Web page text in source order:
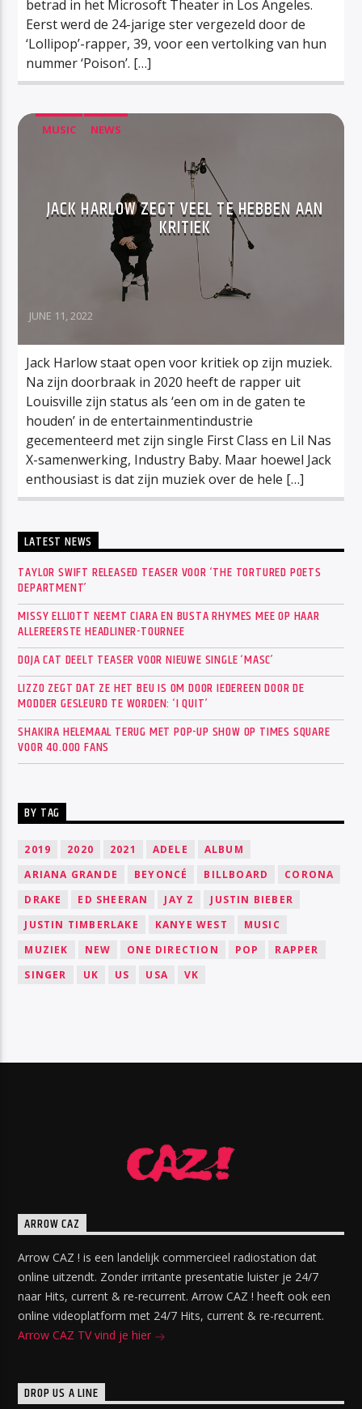
betrad in het Microsoft Theater in Los Angeles.
Eerst werd de 24-jarige ster vergezeld door de
‘Lollipop’-rapper, 39, voor een vertolking van hun
nummer ‘Poison’. […]
MUSIC NEWS
JACK HARLOW ZEGT VEEL TE HEBBEN AAN
KRITIEK
JUNE 11, 2022
Jack Harlow staat open voor kritiek op zijn muziek.
Na zijn doorbraak in 2020 heeft de rapper uit
Louisville zijn status als ‘een om in de gaten te
houden’ in de entertainmentindustrie
gecementeerd met zijn single First Class en Lil Nas
X-samenwerking, Industry Baby. Maar hoewel Jack
enthousiast is dat zijn muziek over de hele […]
LATEST NEWS
TAYLOR SWIFT RELEASED TEASER VOOR ‘THE TORTURED POETS
DEPARTMENT’
MISSY ELLIOTT NEEMT CIARA EN BUSTA RHYMES MEE OP HAAR
ALLEREERSTE HEADLINER-TOURNEE
DOJA CAT DEELT TEASER VOOR NIEUWE SINGLE ‘MASC’
LIZZO ZEGT DAT ZE HET BEU IS OM DOOR IEDEREEN DOOR DE
MODDER GESLEURD TE WORDEN: ‘I QUIT’
SHAKIRA HELEMAAL TERUG MET POP-UP SHOW OP TIMES SQUARE
VOOR 40.000 FANS
BY TAG
2019 2020 2021 ADELE
ALBUM
ARIANA GRANDE
BEYONCÉ BILLBOARD
CORONA
DRAKE
ED SHEERAN JAY Z
JUSTIN BIEBER
JUSTIN TIMBERLAKE
KANYE WEST
MUSIC
MUZIEK
NEW ONE DIRECTION POP
RAPPER
SINGER
UK US USA VK
ARROW CAZ
Arrow CAZ ! is een landelijk commercieel radiostation dat
online uitzendt. Zonder irritante presentatie luister je 24/7
naar Hits, current & re-recurrent. Arrow CAZ ! heeft ook een
online videoplatform met 24/7 Hits, current & re-recurrent.
Arrow CAZ TV vind je hier
DROP US A LINE